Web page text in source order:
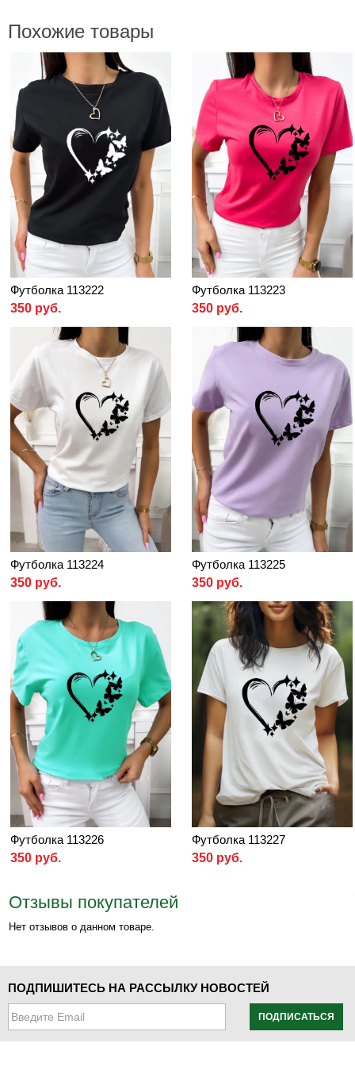
Похожие товары
Футболка 113222
350 руб.
Футболка 113223
350 руб.
Футболка 113224
350 руб.
Футболка 113225
350 руб.
Футболка 113226
350 руб.
Футболка 113227
350 руб.
Отзывы покупателей
Нет отзывов о данном товаре.
ПОДПИШИТЕСЬ НА РАССЫЛКУ НОВОСТЕЙ
ПОДПИСАТЬСЯ